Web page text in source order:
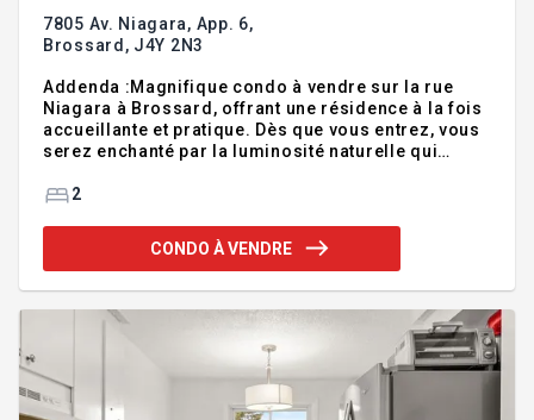
7805 Av. Niagara, App. 6,
Brossard, J4Y 2N3
Addenda :Magnifique condo à vendre sur la rue
Niagara à Brossard, offrant une résidence à la fois
accueillante et pratique. Dès que vous entrez, vous
serez enchanté par la luminosité naturelle qui
chaleureuse et invitante. La cuisine à aire ouverte
permettant de cuisiner tout en restant connecté
avec vos invités ou votre famille. Celle-ci deviendra
un atout important. L'emplacement est un a
2
CONDO À VENDRE